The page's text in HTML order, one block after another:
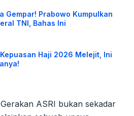
Gempar! Prabowo Kumpulkan
TNI, Bahas Ini
Kepuasan Haji 2026 Melejit, Ini
ASRI bukan sekadar